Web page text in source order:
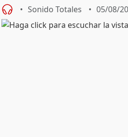
Sonido Totales 05/08/